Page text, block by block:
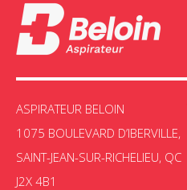
ASPIRATEUR BELOIN
1075 BOULEVARD D’IBERVILLE,
SAINT-JEAN-SUR-RICHELIEU, QC
J2X 4B1